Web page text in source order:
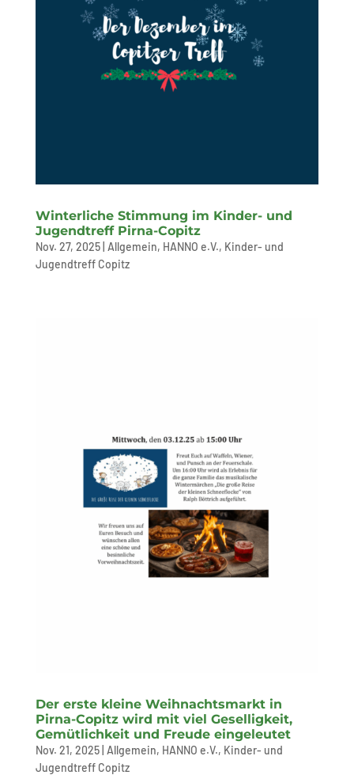
Winterliche Stimmung im Kinder- und
Jugendtreff Pirna-Copitz
Nov. 27, 2025| Allgemein, HANNO e.V., Kinder- und
Jugendtreff Copitz
Der erste kleine Weihnachtsmarkt in
Pirna-Copitz wird mit viel Geselligkeit,
Gemütlichkeit und Freude eingeleutet
Nov. 21, 2025| Allgemein, HANNO e.V., Kinder- und
Jugendtreff Copitz